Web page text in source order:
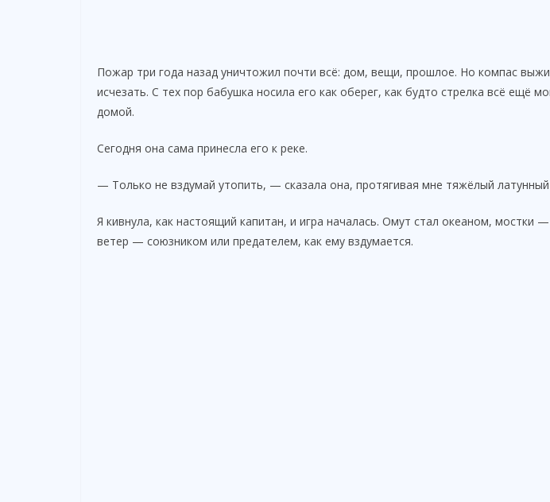
Пожар три года назад уничтожил почти всё: дом, вещи, прошлое. Но компас
исчезать. С тех пор бабушка носила его как оберег, как будто стрелка всё ещё
домой.
Сегодня она сама принесла его к реке.
— Только не вздумай утопить, — сказала она, протягивая мне тяжёлый латунный
Я кивнула, как настоящий капитан, и игра началась. Омут стал океаном, мостки
ветер — союзником или предателем, как ему вздумается.